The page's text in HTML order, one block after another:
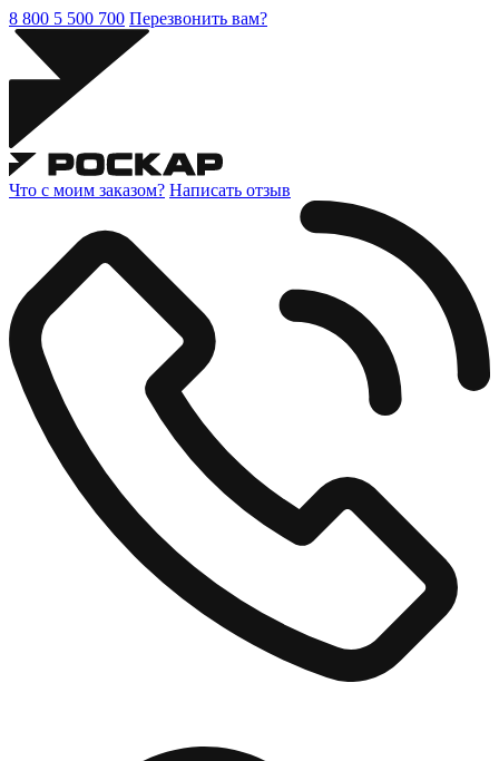
8 800 5 500 700 Перезвонить вам?
Что с моим заказом? Написать отзыв